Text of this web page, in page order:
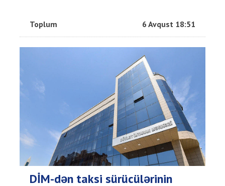
Toplum 6 Avqust 18:51
DİM-dən taksi sürücülərinin